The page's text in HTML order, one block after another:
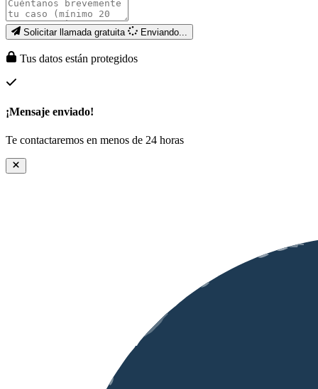
Solicitar llamada gratuita Enviando...
Tus datos están protegidos
¡Mensaje enviado!
Te contactaremos en menos de 24 horas